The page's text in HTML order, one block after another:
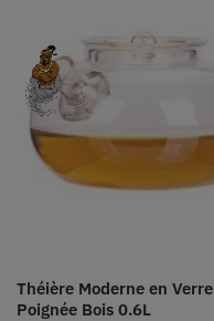
Théière Moderne en Verre
Poignée Bois 0.6L